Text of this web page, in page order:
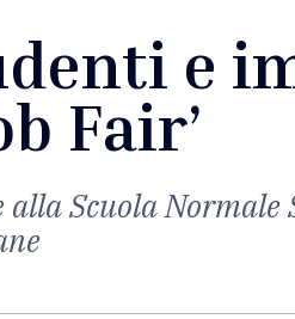
e
Fair’
Scuola Normale